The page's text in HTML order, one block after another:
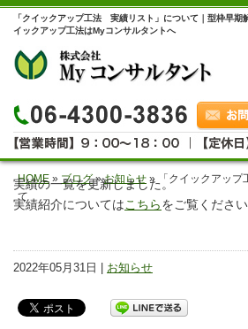
「クイックアップ工法 実績リスト」について｜型枠早期
イックアップ工法はMyコンサルタントへ
HOME » ブログ»お知らせ »
「クイックアッ
て
実績の一覧を更新しました。
実績紹介についてはこちらをご覧ください
2022年05月31日 | お知らせ